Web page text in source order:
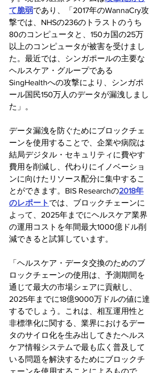
て脆弱であり、「2017年のWannaCry攻
撃では、NHSの236のトラストのうち
80のコンピュータと、150カ国の25万
以上のコンピュータが被害を受けまし
た。最近では、シンガポールの主要な
ヘルスケア・グループである
SingHealthへの攻撃により、シンガポ
ール国民150万人のデータが漏洩しまし
た」。
データ漏洩を防ぐためにブロックチェ
ーンを使用することで、企業や病院は
結局デジタル・セキュリティに費やす
費用を削減し、代わりにイノベーショ
ンに向けたリソース配分に集中するこ
とができます。BIS Researchの2018年
のレポート では、ブロックチェーンに
よって、2025年までにヘルスケア業界
の運用コストを年間最大1000億ドル削
減できると試算しています。
「ヘルスケア・データ交換のためのブ
ロックチェーンの使用は、予測期間を
通じて最大の市場シェアに貢献し、
2025年までに18億9000万ドルの値に達
するでしょう。これは、相互運用性と
非標準化に関する、業界におけるデー
タのサイロ化を生み出してきたヘルス
ケア情報システムで最も広く普及して
いる問題を解決するためにブロックチ